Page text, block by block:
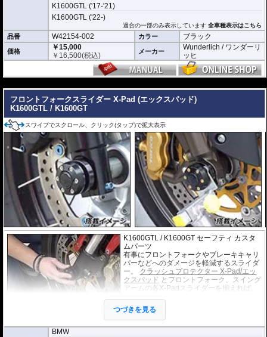
K1600GTL ('17-'21)
K1600GTL ('22-)
適合の一部のみ表示しています全車種表示はこちら
品番 W42154-002 カラー ブラック
価格
￥15,000
￥ 16,500(税込) メーカー
Wunderlich / ワンダーリ
ッヒ
フロントフォークスライダー X-Pad (エックスパッド)
K1600GTL / K1600GT
スワイプでスクロール、クリック(タップ)で拡大表示
K1600GTL / K1600GT セーフティ カスタ
ムパーツ
有事にフロントフォークやブレーキキャリ
パーなどへのダメージを軽減するスライダ
ー。 クラッシュプロテクター X-Pad/エッ
クスパッド とフロントフォーク、スイング
アームの各X-Padスライダーを揃えれば、
またスライダーには中央に切欠きがあり、
汎用のバイクスタンドを使用することがで
きます。(厚さ 2.5mm~7.5mmまで対応)
つづきを見る
BMW